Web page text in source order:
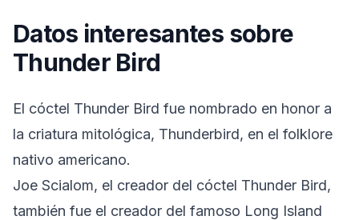
Datos interesantes sobre
Thunder Bird
El cóctel Thunder Bird fue nombrado en honor a
la criatura mitológica, Thunderbird, en el folklore
nativo americano.
Joe Scialom, el creador del cóctel Thunder Bird,
también fue el creador del famoso Long Island